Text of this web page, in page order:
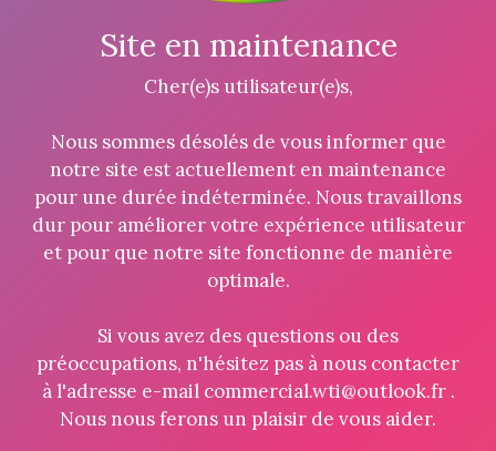
Site en maintenance
Cher(e)s utilisateur(e)s,
Nous sommes désolés de vous informer que
notre site est actuellement en maintenance
pour une durée indéterminée. Nous travaillons
dur pour améliorer votre expérience utilisateur
et pour que notre site fonctionne de manière
optimale.
Si vous avez des questions ou des
préoccupations, n'hésitez pas à nous contacter
à l'adresse e-mail commercial.wti@outlook.fr .
Nous nous ferons un plaisir de vous aider.